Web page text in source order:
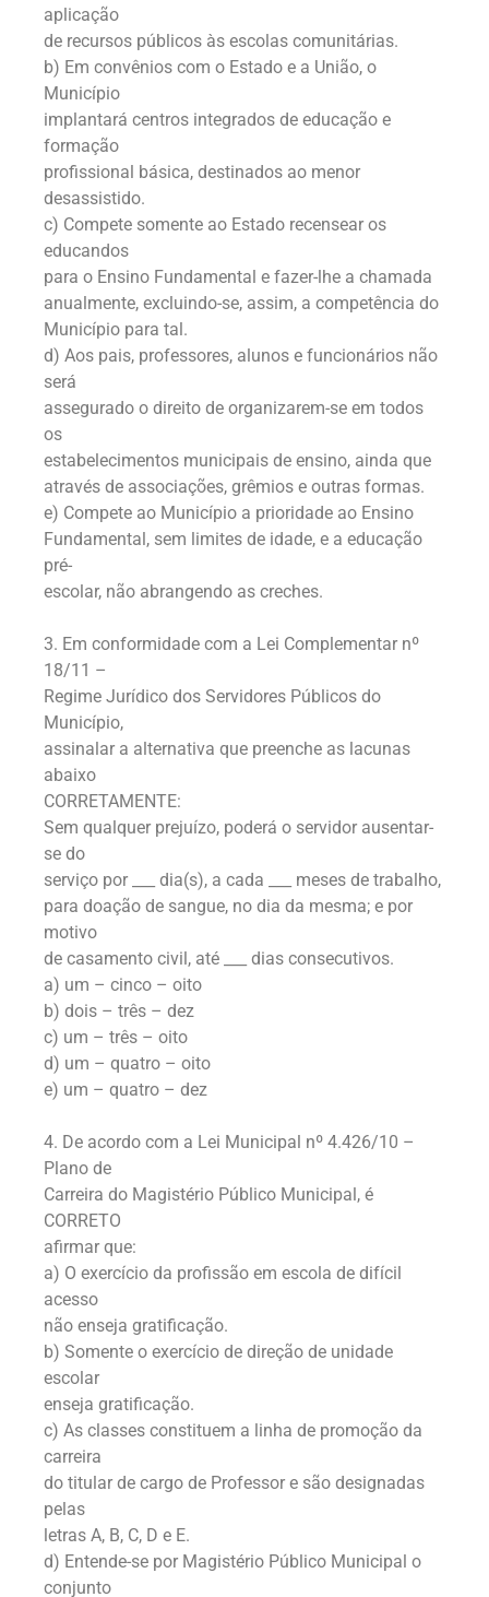
aplicação
de recursos públicos às escolas comunitárias.
b) Em convênios com o Estado e a União, o
Município
implantará centros integrados de educação e
formação
profissional básica, destinados ao menor
desassistido.
c) Compete somente ao Estado recensear os
educandos
para o Ensino Fundamental e fazer-lhe a chamada
anualmente, excluindo-se, assim, a competência do
Município para tal.
d) Aos pais, professores, alunos e funcionários não
será
assegurado o direito de organizarem-se em todos
os
estabelecimentos municipais de ensino, ainda que
através de associações, grêmios e outras formas.
e) Compete ao Município a prioridade ao Ensino
Fundamental, sem limites de idade, e a educação
pré-
escolar, não abrangendo as creches.
3. Em conformidade com a Lei Complementar nº
18/11 –
Regime Jurídico dos Servidores Públicos do
Município,
assinalar a alternativa que preenche as lacunas
abaixo
CORRETAMENTE:
Sem qualquer prejuízo, poderá o servidor ausentar-
se do
serviço por ___ dia(s), a cada ___ meses de trabalho,
para doação de sangue, no dia da mesma; e por
motivo
de casamento civil, até ___ dias consecutivos.
a) um – cinco – oito
b) dois – três – dez
c) um – três – oito
d) um – quatro – oito
e) um – quatro – dez
4. De acordo com a Lei Municipal nº 4.426/10 –
Plano de
Carreira do Magistério Público Municipal, é
CORRETO
afirmar que:
a) O exercício da profissão em escola de difícil
acesso
não enseja gratificação.
b) Somente o exercício de direção de unidade
escolar
enseja gratificação.
c) As classes constituem a linha de promoção da
carreira
do titular de cargo de Professor e são designadas
pelas
letras A, B, C, D e E.
d) Entende-se por Magistério Público Municipal o
conjunto